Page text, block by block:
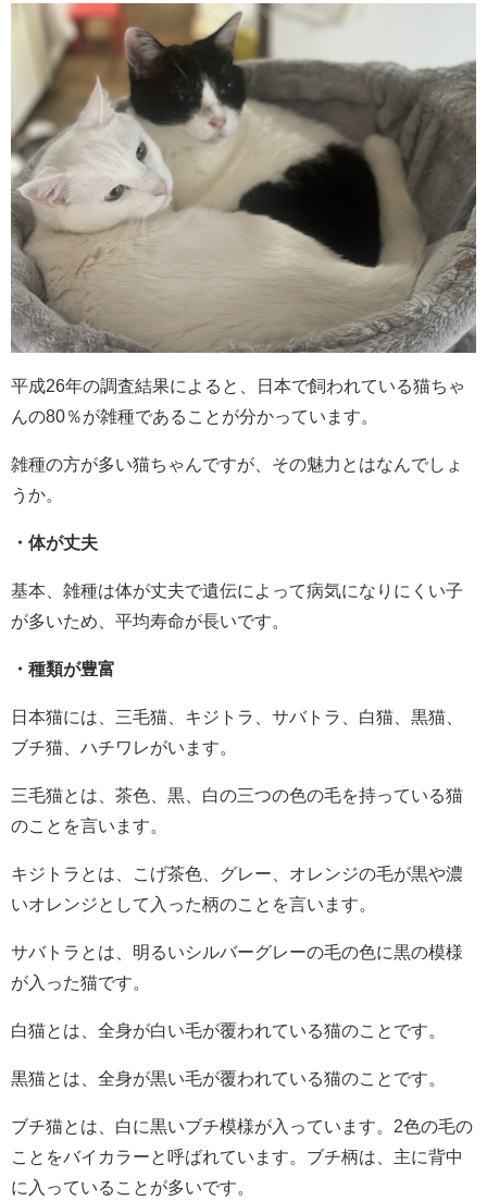
平成26年の調査結果によると、日本で飼われている猫ちゃ
んの80％が雑種であることが分かっています。
雑種の方が多い猫ちゃんですが、その魅力とはなんでしょ
うか。
・体が丈夫
基本、雑種は体が丈夫で遺伝によって病気になりにくい子
が多いため、平均寿命が長いです。
・種類が豊富
日本猫には、三毛猫、キジトラ、サバトラ、白猫、黒猫、
ブチ猫、ハチワレがいます。
三毛猫とは、茶色、黒、白の三つの色の毛を持っている猫
のことを言います。
キジトラとは、こげ茶色、グレー、オレンジの毛が黒や濃
いオレンジとして入った柄のことを言います。
サバトラとは、明るいシルバーグレーの毛の色に黒の模様
が入った猫です。
白猫とは、全身が白い毛が覆われている猫のことです。
黒猫とは、全身が黒い毛が覆われている猫のことです。
ブチ猫とは、白に黒いブチ模様が入っています。2色の毛の
ことをバイカラーと呼ばれています。ブチ柄は、主に背中
に入っていることが多いです。